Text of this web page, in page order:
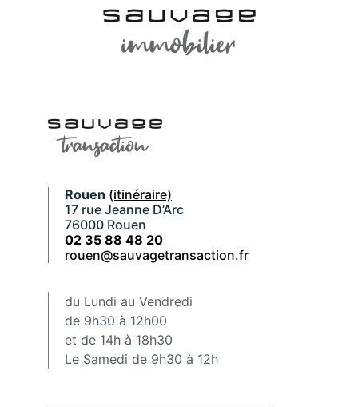
Rouen (itinéraire)
17 rue Jeanne D’Arc
76000 Rouen
02 35 88 48 20
rouen@sauvagetransaction.fr
du Lundi au Vendredi
de 9h30 à 12h00
et de 14h à 18h30
Le Samedi de 9h30 à 12h